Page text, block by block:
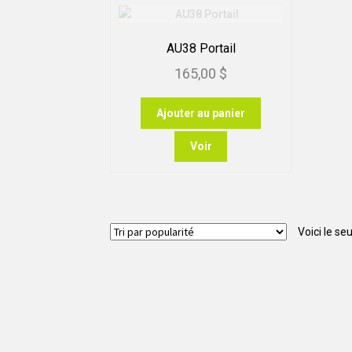
AU38 Portail
165,00 $
Ajouter au panier
Voir
Voici le